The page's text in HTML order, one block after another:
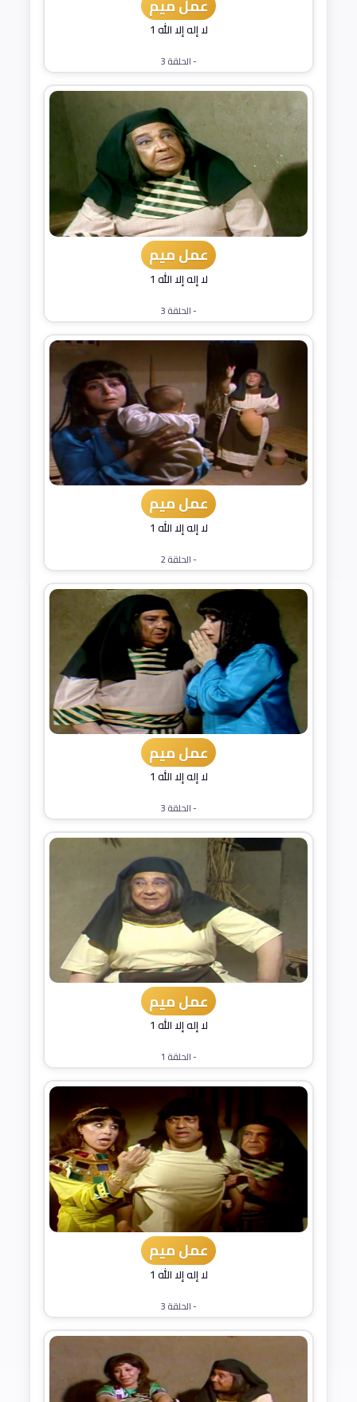
عمل ميم
لا إله إلا الله 1
- الحلقة 3
عمل ميم
لا إله إلا الله 1
- الحلقة 3
عمل ميم
لا إله إلا الله 1
- الحلقة 2
عمل ميم
لا إله إلا الله 1
- الحلقة 3
عمل ميم
لا إله إلا الله 1
- الحلقة 1
عمل ميم
لا إله إلا الله 1
- الحلقة 3